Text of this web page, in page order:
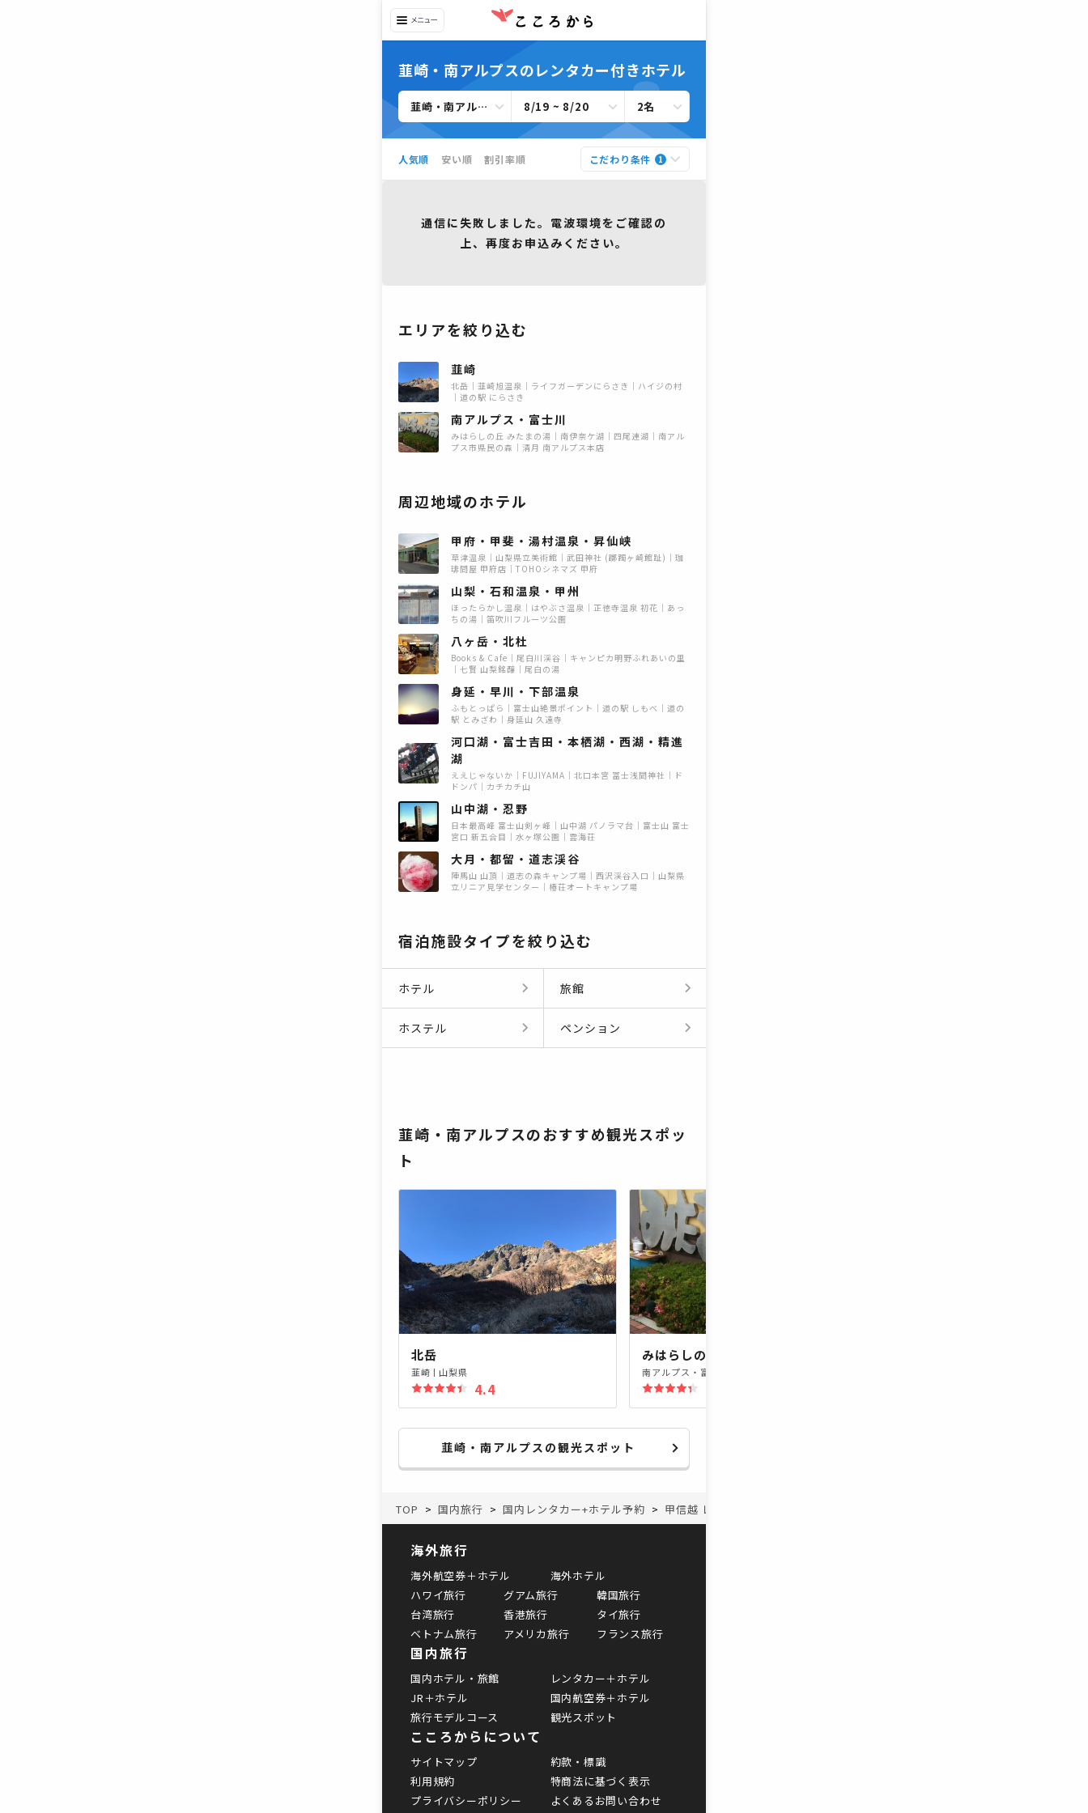
韮崎・南アルプスのレンタカー付きホテル
韮崎・南アルプスすべて 8/19 ~ 8/20 2名
人気順 安い順 割引率順 こだわり条件 1
通信に失敗しました。電波環境をご確認の
上、再度お申込みください。
エリアを絞り込む
韮崎
北岳 韮崎旭温泉 ライフガーデンにらさき
ハイジの村
道の駅 にらさき
南アルプス・富士川
みはらしの丘 みたまの湯 南伊奈ケ湖 四尾連湖
南アル
プス市県民の森
清月 南アルプス本店
周辺地域のホテル
甲府・甲斐・湯村温泉・昇仙峡
草津温泉 山梨県立美術館 武田神社 (躑躅ヶ崎館趾)
珈
琲問屋 甲府店
TOHOシネマズ 甲府
山梨・石和温泉・甲州
ほったらかし温泉 はやぶさ温泉 正徳寺温泉 初花
あっ
ちの湯
笛吹川フルーツ公園
八ヶ岳・北杜
Books & Cafe 尾白川渓谷
キャンピカ明野ふれあいの里
七賢 山梨銘醸
尾白の湯
身延・早川・下部温泉
ふもとっぱら 富士山絶景ポイント 道の駅 しもべ
道の
駅 とみざわ
身延山 久遠寺
河口湖・富士吉田・本栖湖・西湖・精進
湖
ええじゃないか FUJIYAMA 北口本宮 冨士浅間神社
ド
ドンパ
カチカチ山
山中湖・忍野
日本最高峰 富士山剣ヶ峰 山中湖 パノラマ台
富士山 富士
宮口 新五合目
水ヶ塚公園 雲海荘
大月・都留・道志渓谷
陣馬山 山頂 道志の森キャンプ場 西沢渓谷入口
山梨県
立リニア見学センター
椿荘オートキャンプ場
宿泊施設タイプを絞り込む
ホテル 旅館
ホステル ペンション
韮崎・南アルプスのおすすめ観光スポッ
ト
北岳
韮崎 | 山梨県
4.4
みはらしの丘 みたまの湯
南アルプス・富士川
韮崎・南アルプスの観光スポット
TOP 国内旅行 国内レンタカー+ホテル予約 甲信越 レンタカー+ホテル
海外旅行
海外航空券＋ホテル
海外ホテル
ハワイ旅行
グアム旅行
韓国旅行
台湾旅行
香港旅行
タイ旅行
ベトナム旅行
アメリカ旅行 フランス旅行
国内旅行
国内ホテル・旅館
レンタカー＋ホテル
JR＋ホテル
国内航空券＋ホテル
旅行モデルコース
観光スポット
こころからについて
サイトマップ
約款・標識
利用規約
特商法に基づく表示
プライバシーポリシー
よくあるお問い合わせ